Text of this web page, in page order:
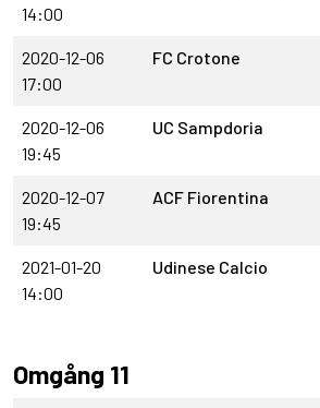
14:00
2020-12-06
17:00
FC Crotone
2020-12-06
19:45
UC Sampdoria
2020-12-07
19:45
ACF Fiorentina
2021-01-20
14:00
Udinese Calcio
Omgång 11